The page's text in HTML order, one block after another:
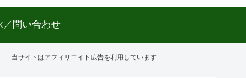
／問い合わせ
当サイトはアフィリエイト広告を利用しています